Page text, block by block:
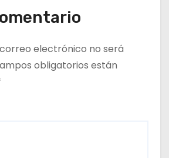
electrónico no será
obligatorios están